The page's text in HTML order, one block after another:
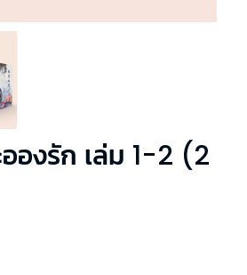
องรัก เล่ม 1-2 (2